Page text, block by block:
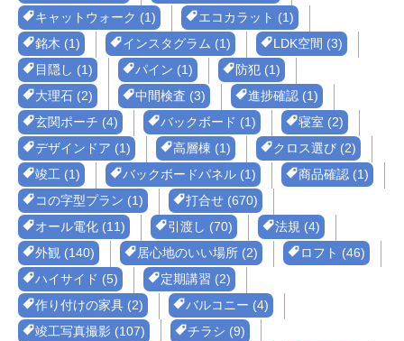
キャットウォーク (1)
エコカラット (1)
銘木 (1)
インスタグラム (1)
LDK空間 (3)
目隠し (1)
パイン (1)
防犯 (1)
大理石 (2)
中間検査 (3)
進捗確認 (1)
玄関ポーチ (4)
バックボード (1)
寝室 (2)
デザインドア (1)
高層棟 (1)
クロス選び (2)
竣工 (1)
バックボードパネル (1)
商品確認 (1)
コの字型プラン (1)
打合せ (670)
オール電化 (11)
引渡し (70)
法規 (4)
外観 (140)
居心地のいい場所 (2)
ロフト (46)
ハイサイド (5)
定期講習 (2)
作り付けの家具 (2)
バルコニー (4)
竣工写真撮影 (107)
チラシ (9)